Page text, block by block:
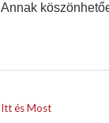
Annak
Itt és Most